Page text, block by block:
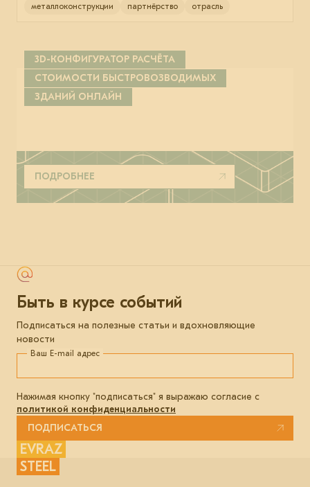
металлоконструкции партнёрство отрасль
3D-КОНФИГУРАТОР РАСЧЁТА
СТОИМОСТИ БЫСТРОВОЗВОДИМЫХ
ЗДАНИЙ ОНЛАЙН
ПОДРОБНЕЕ
Быть в курсе событий
Подписаться на полезные статьи и вдохновляющие
новости
Ваш E-mail адрес
Нажимая кнопку "подписаться" я выражаю согласие с
политикой конфиденциальности
ПОДПИСАТЬСЯ
EVRAZ
STEEL